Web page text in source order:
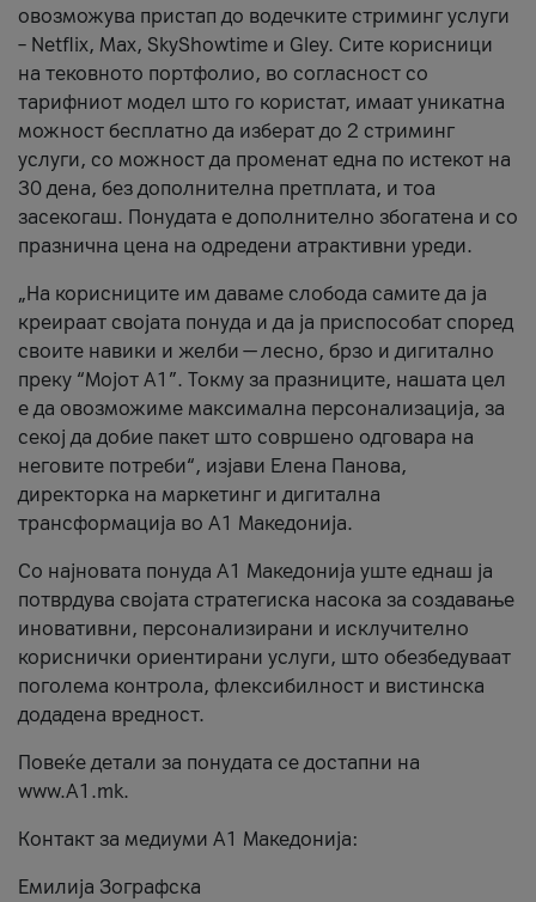
овозможува пристап до водечките стриминг услуги
– Netflix, Max, SkyShowtime и Gley. Сите корисници
на тековното портфолио, во согласност со
тарифниот модел што го користат, имаат уникатна
можност бесплатно да изберат до 2 стриминг
услуги, со можност да променат една по истекот на
30 дена, без дополнителна претплата, и тоа
засекогаш. Понудата е дополнително збогатена и со
празнична цена на одредени атрактивни уреди.
„На корисниците им даваме слобода самите да ја
креираат својата понуда и да ја приспособат според
своите навики и желби — лесно, брзо и дигитално
преку “Мојот А1”. Токму за празниците, нашата цел
е да овозможиме максимална персонализација, за
секој да добие пакет што совршено одговара на
неговите потреби“, изјави Елена Панова,
директорка на маркетинг и дигитална
трансформација во А1 Македонија.
Со најновата понуда А1 Македонија уште еднаш ја
потврдува својата стратегиска насока за создавање
иновативни, персонализирани и исклучително
кориснички ориентирани услуги, што обезбедуваат
поголема контрола, флексибилност и вистинска
додадена вредност.
Повеќе детали за понудата се достапни на
www.А1.mk.
Контакт за медиуми А1 Македонија:
Емилија Зографска